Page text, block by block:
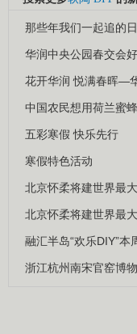
那些年我们一起追的
华润中央公园春交会
花开华润 悦满春晖—
中国农民想用荷兰蜜
五彩寒假 快乐先行
寒假特色活动
北京怀柔将建世界最
北京怀柔将建世界最
融汇半岛“欢乐DIY”本
浙江杭州南宋官窑博